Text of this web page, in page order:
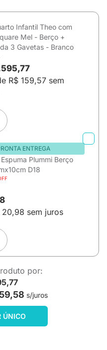
Infantil Theo com
Mel - Berço +
3 Gavetas - Branco
R$ 159,57 sem
ENTREGA
Plummi Berço
D18
20,98 sem juros
por:
s/juros
ÚNICO